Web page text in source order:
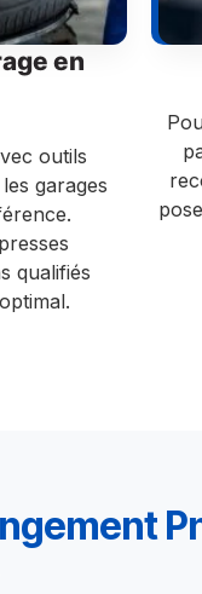
en
outils
garages
qualifiés